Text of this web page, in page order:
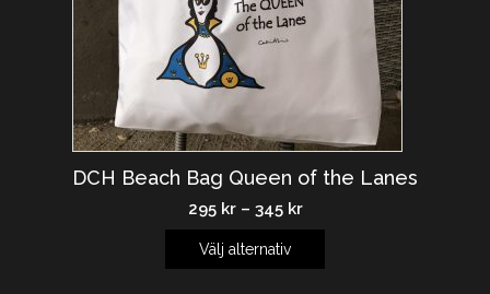
DCH Beach Bag Queen of the Lanes
295 kr– 345 kr
Välj alternativ